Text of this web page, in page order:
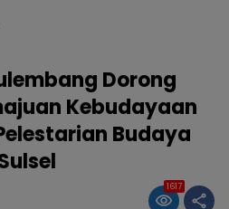
Dorong
Kebudayaan
Budaya
1617